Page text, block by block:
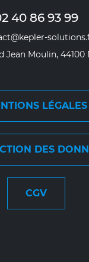
40 86 93 99
Jean Moulin, 44100
LÉGALES
DES
CGV